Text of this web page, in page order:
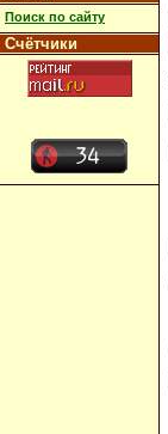
Поиск по сайту
Счётчики